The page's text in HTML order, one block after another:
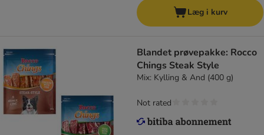
Læg i kurv
Blandet prøvepakke: Rocco
Chings Steak Style
Mix: Kylling & And (400 g)
Not rated